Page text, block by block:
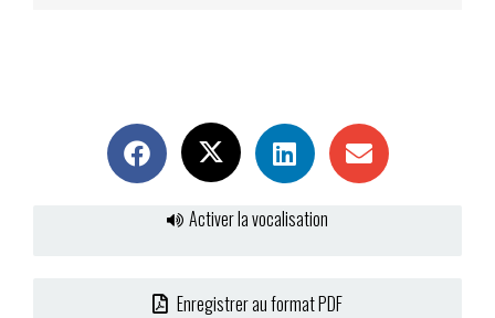
Activer la vocalisation
Enregistrer au format PDF